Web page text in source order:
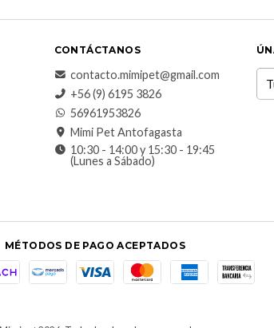
CONTÁCTANOS
contacto.mimipet@gmail.com
+56 (9) 6195 3826
56961953826
Mimi Pet Antofagasta
10:30 - 14:00 y 15:30 - 19:45
(Lunes a Sábado)
MÉTODOS DE PAGO ACEPTADOS